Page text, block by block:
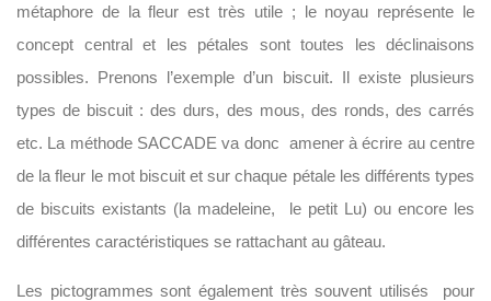
métaphore de la fleur est très utile ; le noyau représente le
concept central et les pétales sont toutes les déclinaisons
possibles. Prenons l’exemple d’un biscuit. Il existe plusieurs
types de biscuit : des durs, des mous, des ronds, des carrés
etc. La méthode SACCADE va donc amener à écrire au centre
de la fleur le mot biscuit et sur chaque pétale les différents types
de biscuits existants (la madeleine, le petit Lu) ou encore les
différentes caractéristiques se rattachant au gâteau.
Les pictogrammes sont également très souvent utilisés pour